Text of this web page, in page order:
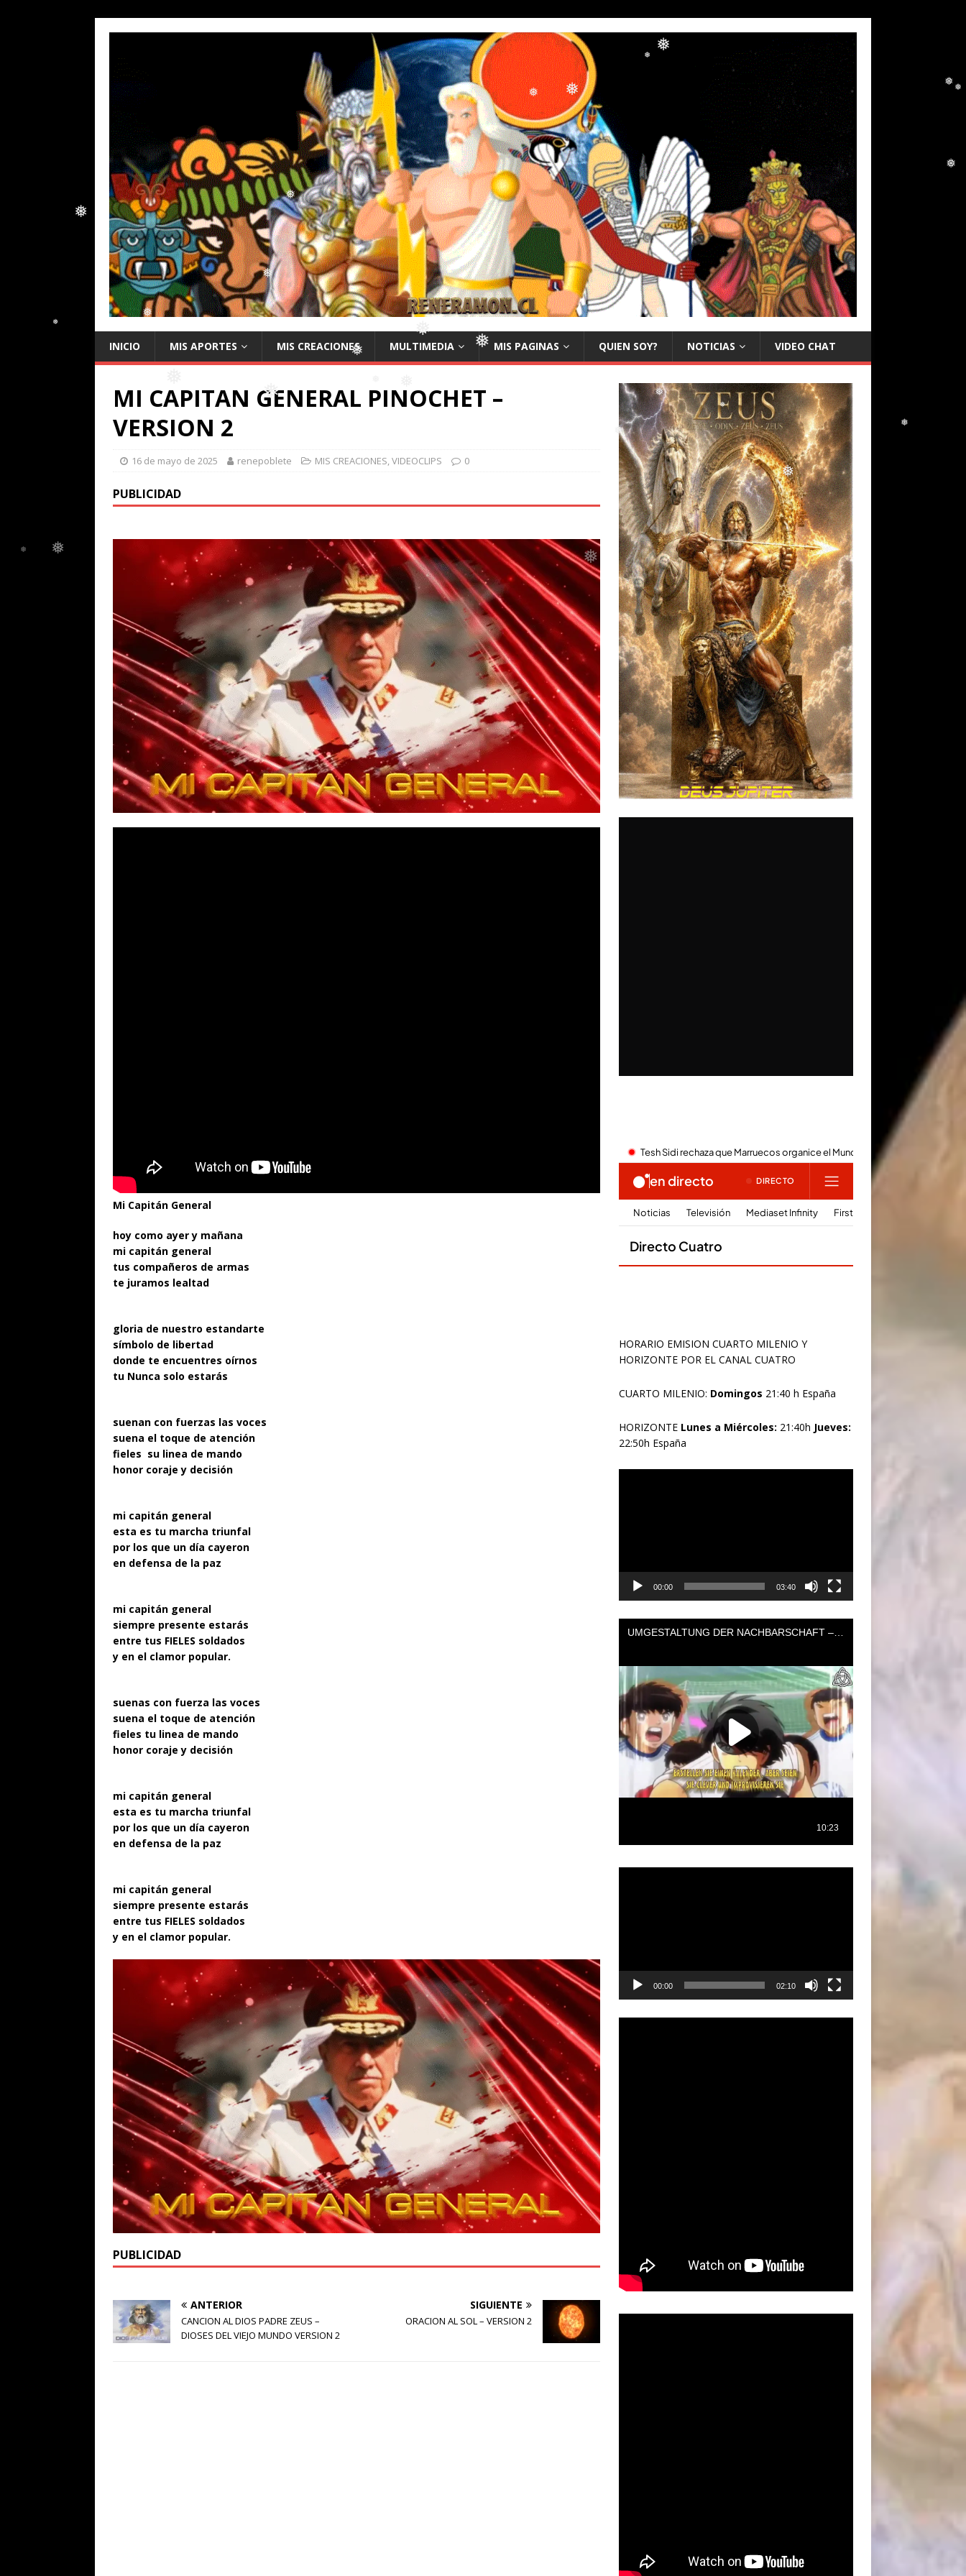
❅
❅
❅
❅
❅
❅
❅
❅
❅
❅
❅
❅
❅ ❅
INICIO MIS APORTES MIS CREACIONES MULTIMEDIA MIS PAGINAS QUIEN SOY? NOTICIAS VIDEO CHAT
MI CAPITAN GENERAL PINOCHET –
VERSION 2
16 de mayo de 2025 renepoblete MIS CREACIONES,VIDEOCLIPS 0
PUBLICIDAD
Mi Capitán General
hoy como ayer y mañana
mi capitán general
tus compañeros de armas
te juramos lealtad
gloria de nuestro estandarte
símbolo de libertad
donde te encuentres oírnos
tu Nunca solo estarás
suenan con fuerzas las voces
suena el toque de atención
fieles su linea de mando
honor coraje y decisión
mi capitán general
esta es tu marcha triunfal
por los que un día cayeron
en defensa de la paz
mi capitán general
siempre presente estarás
entre tus FIELES soldados
y en el clamor popular.
suenas con fuerza las voces
suena el toque de atención
fieles tu linea de mando
honor coraje y decisión
mi capitán general
esta es tu marcha triunfal
por los que un día cayeron
en defensa de la paz
mi capitán general
siempre presente estarás
entre tus FIELES soldados
y en el clamor popular.
PUBLICIDAD
ANTERIOR
CANCION AL DIOS PADRE ZEUS –
DIOSES DEL VIEJO MUNDO VERSION 2
SIGUIENTE
ORACION AL SOL – VERSION 2
HORARIO EMISION CUARTO MILENIO Y
HORIZONTE POR EL CANAL CUATRO
CUARTO MILENIO: Domingos 21:40 h España
HORIZONTE Lunes a Miércoles: 21:40h Jueves:
22:50h España
00:00 03:40
00:00 02:10